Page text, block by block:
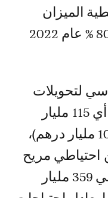
الميزان
التجاري، حيث ارتفعت من 80 % عام 2022
لتحويلات
المغاربة المقيمين بالخارج، أي 115 مليار
درهم، ومداخيل السياحة (105 مليار درهم)،
مريح
من العملات الأجنبية، بإجمالي 359 مليار